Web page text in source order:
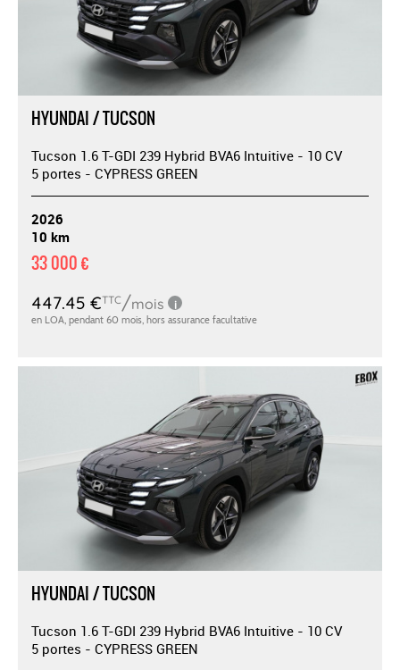
HYUNDAI / TUCSON
Tucson 1.6 T-GDI 239 Hybrid BVA6 Intuitive - 10 CV
5 portes - CYPRESS GREEN
2026
10 km
33 000 €
HYUNDAI / TUCSON
Tucson 1.6 T-GDI 239 Hybrid BVA6 Intuitive - 10 CV
5 portes - CYPRESS GREEN